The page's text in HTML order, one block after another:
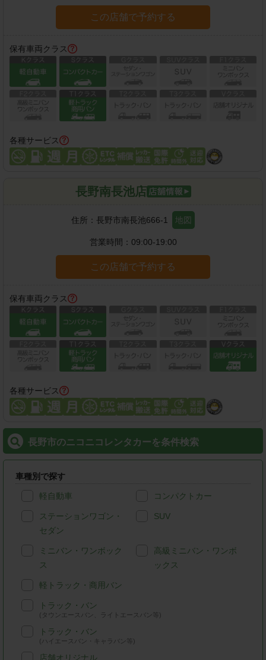
この店舗で予約する
保有車両クラス
各種サービス
長野南長池店
住所： 長野市南長池666-1 地図
営業時間： 09:00-19:00
この店舗で予約する
保有車両クラス
各種サービス
長野市のニコニコレンタカーを条件検索
車種別で探す
軽自動車 コンパクトカー
ステーションワゴン・
セダン
SUV
ミニバン・ワンボック
ス
高級ミニバン・ワンボ
ックス
軽トラック・商用バン
トラック・バン
(タウンエースバン、ライトエースバン等)
トラック・バン
(ハイエースバン・キャラバン等)
店舗オリジナル